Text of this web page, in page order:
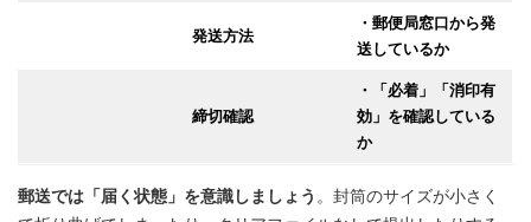
発送方法
・郵便局窓口から発
送しているか
締切確認
・「必着」「消印有
効」を確認している
か
郵送では「届く状態」を意識しましょう 。封筒のサイズが小さく